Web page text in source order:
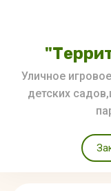
Уличное
детских